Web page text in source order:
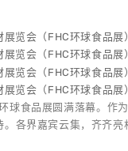
球食品展圆满落幕。作
各界嘉宾云集，齐齐